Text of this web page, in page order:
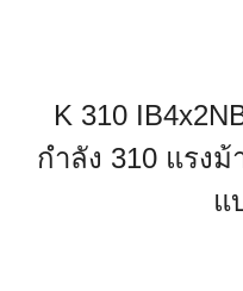
K 310
กำลัง 310 แรงม้
แ